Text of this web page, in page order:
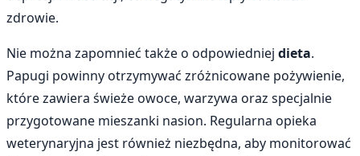
zdrowie.
Nie można zapomnieć także o odpowiedniej dieta.
Papugi powinny otrzymywać zróżnicowane pożywienie,
które zawiera świeże owoce, warzywa oraz specjalnie
przygotowane mieszanki nasion. Regularna opieka
weterynaryjna jest również niezbędna, aby monitorować